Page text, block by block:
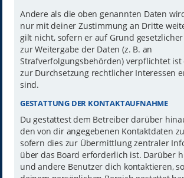
Andere als die oben genannten Daten
nur mit deiner Zustimmung an Dritte
gilt nicht, sofern er auf Grund
zur Weitergabe der Daten (z. B. an
Strafverfolgungsbehörden) verpflichtet ist
zur Durchsetzung rechtlicher Interessen
sind.
GESTATTUNG DER KONTAKTAUFNAHME
Du gestattest dem Betreiber darüber
den von dir angegebenen Kontaktdaten
sofern dies zur Übermittlung zentraler
über das Board erforderlich ist. Darüber
und andere Benutzer dich kontaktieren,